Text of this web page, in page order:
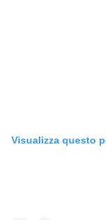
Visualizza questo